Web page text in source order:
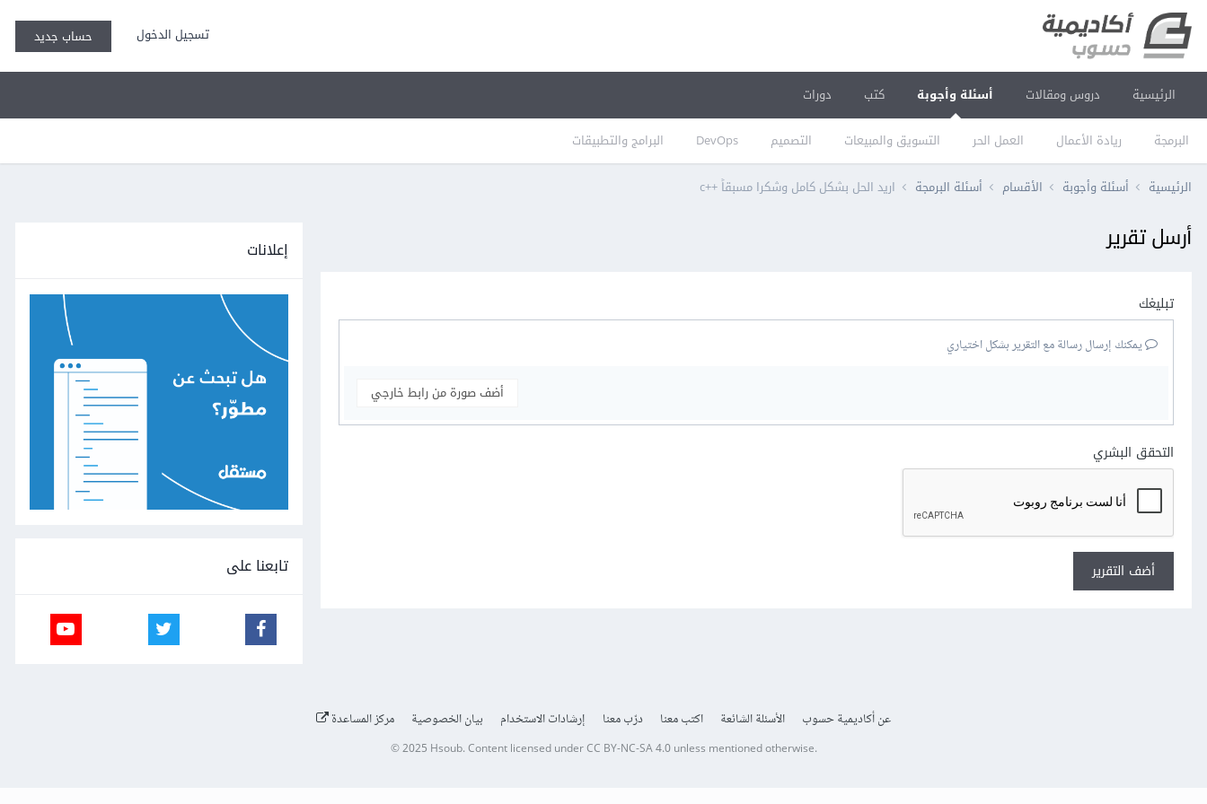
تسجيل الدخول حساب جديد
الرئيسية دروس ومقالات أسئلة وأجوبة
البرمجة ريادة الأعمال العمل الحر التسويق والمبيعات التصميم DevOps البرامج والتطبيقات
كتب دورات
الرئيسية أسئلة وأجوبة الأقسام أسئلة البرمجة اريد الحل بشكل كامل وشكرا مسبقاً ++c
أرسل تقرير
تبليغك
يمكنك إرسال رسالة مع التقرير بشكل اختياري
أضف صورة من رابط خارجي
التحقق البشري
أضف التقرير
إعلانات
تابعنا على
عن أكاديمية حسوب الأسئلة الشائعة اكتب معنا درّب معنا إرشادات الاستخدام بيان الخصوصية مركز المساعدة
© 2025 Hsoub.Content licensed underCC BY-NC-SA 4.0unless mentioned otherwise.